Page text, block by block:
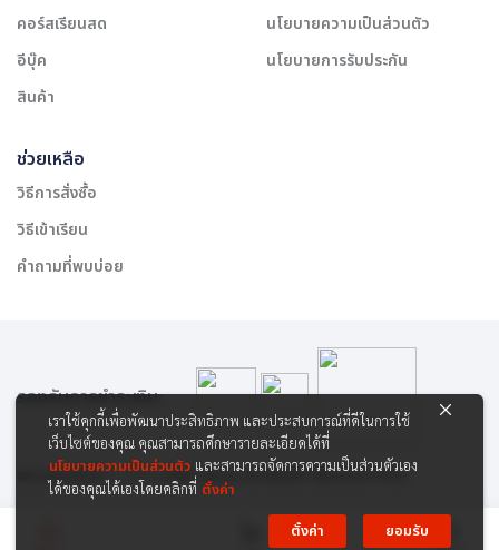
คอร์สเรียนสด
อีบุ๊ค
สินค้า
นโยบายความเป็นส่วนตัว
นโยบายการรับประกัน
ช่วยเหลือ
วิธีการสั่งซื้อ
วิธีเข้าเรียน
คำถามที่พบบ่อย
สงวนลิขสิทธิ์ © 2565 บริษัท สยาม เคาเซิลลิ่ง เซ็นเตอร์ จำกัด
รองรับการชำระเงิน:
เราใช้คุกกี้เพื่อพัฒนาประสิทธิภาพ และประสบการณ์ที่ดีในการใช้
เว็บไซต์ของคุณ คุณสามารถศึกษารายละเอียดได้ที่
นโยบายความเป็นส่วนตัว และสามารถจัดการความเป็นส่วนตัวเอง
ได้ของคุณได้เองโดยคลิกที่ ตั้งค่า
ตั้งค่า
ยอมรับ